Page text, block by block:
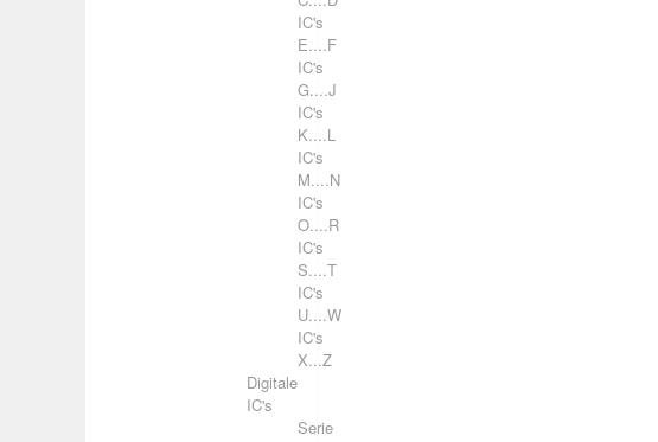
IC's
E....F
IC's
G....J
IC's
K....L
IC's
M....N
IC's
O....R
IC's
S....T
IC's
U....W
IC's
X...Z
Digitale
IC's
Serie